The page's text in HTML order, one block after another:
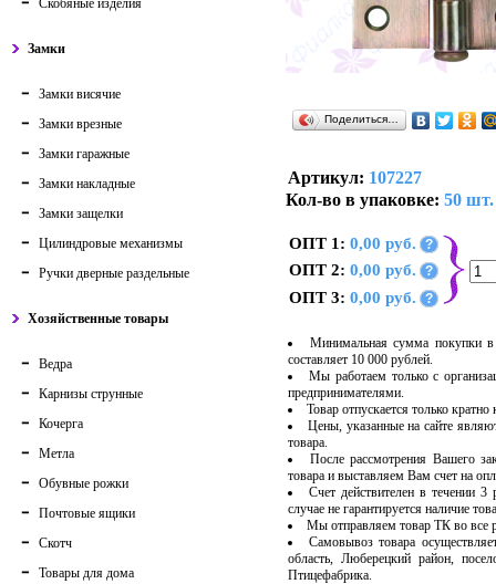
Скобяные изделия
Замки
Замки висячие
Замки врезные
Замки гаражные
Замки накладные
Замки защелки
Цилиндровые механизмы
Ручки дверные раздельные
Хозяйственные товары
Ведра
Карнизы струнные
Кочерга
Метла
Обувные рожки
Почтовые ящики
Скотч
Товары для дома
Поделиться…
Артикул: 107227
Кол-во в упаковке: 50 шт.
ОПТ 1: 0,00 руб. ?
ОПТ 2: 0,00 руб. ?
ОПТ 3: 0,00 руб. ?
Минимальная сумма покупки в
составляет 10 000 рублей.
Мы работаем только с
предпринимателями.
Товар отпускается только
Цены, указанные на сайте
товара.
После рассмотрения Вашего
товара и выставляем Вам счет на
Счет действителен в течении
случае не гарантируется наличие
Мы отправляем товар ТК во
Самовывоз товара
область, Люберецкий район,
Птицефабрика.